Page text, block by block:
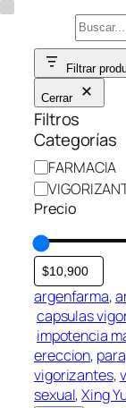
Saltar
contenido
Buscar
Filtrar
Cerrar
Filtros
Categorías
C
a
t
g
o
r
í
a
FARMACIA
Precio
argenfarma,
capsulas
impotencia
ereccion,
vigorizantes,
sexual, Xing